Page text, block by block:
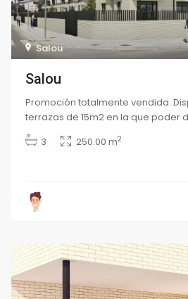
Salou
Salou
Promoción totalmente vendida.
terrazas de 15m2 en la que poder
3
250.00 m2